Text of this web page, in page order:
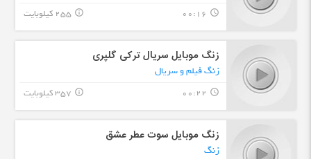
query_builder
00:16 255 کیلوبایت info_outline
زنگ موبایل سریال ترکی گلپری
زنگ فیلم و سریال
query_builder
00:22 357 کیلوبایت info_outline
زنگ موبایل سوت عطر عشق
زنگ